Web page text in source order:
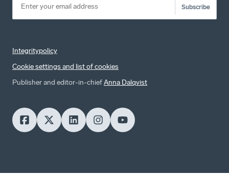
Subscribe
Integritypolicy
Cookie settings and list of cookies
Publisher and editor-in-chiefAnna Dalqvist